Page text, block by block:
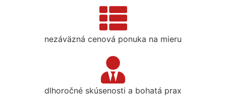
nezáväzná cenová ponuka na mieru
dlhoročné skúsenosti a bohatá prax